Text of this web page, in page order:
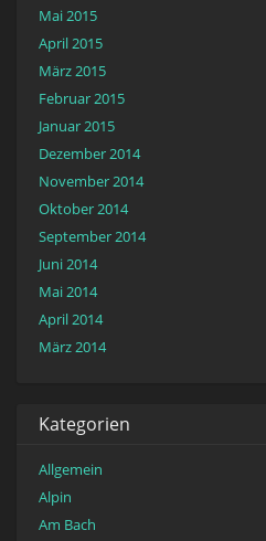
Mai 2015
April 2015
März 2015
Februar 2015
Januar 2015
Dezember 2014
November 2014
Oktober 2014
September 2014
Juni 2014
Mai 2014
April 2014
März 2014
Kategorien
Allgemein
Alpin
Am Bach